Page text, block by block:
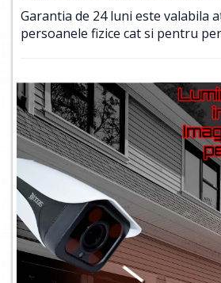
Garantia de 24 luni este valabila
persoanele fizice cat si pentru